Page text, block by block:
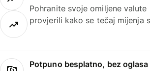
Pohranite svoje omiljene
provjerili kako se tečaj mijenja
Potpuno besplatno, bez oglasa